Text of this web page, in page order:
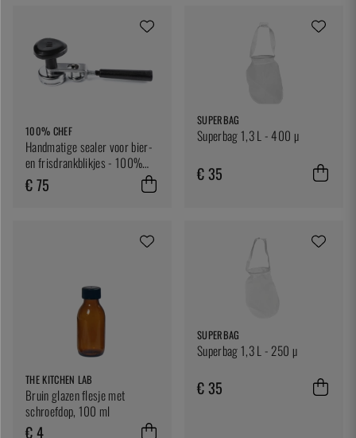
100% CHEF
Handmatige sealer voor bier-
en frisdrankblikjes - 100%
Chef
€ 75
SUPERBAG
Superbag 1,3 L - 400 µ
€ 35
THE KITCHEN LAB
Bruin glazen flesje met
schroefdop, 100 ml
€ 4
SUPERBAG
Superbag 1,3 L - 250 µ
€ 35